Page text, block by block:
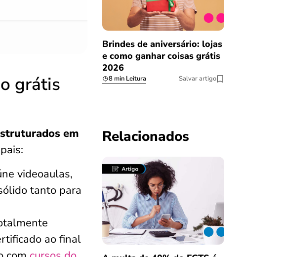
grátis
em
videoaulas,
tanto para
ao final
Brindes de aniversário: lojas
e como ganhar coisas grátis
2026
8 min Leitura Salvar artigo
Relacionados